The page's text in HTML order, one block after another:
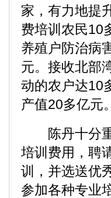
家，有力地提
费培训农民10
养殖户防治病
元。接收北部
动的农户达10
产值20多亿元。
陈丹十分重
培训费用，聘
训，并选送优
参加各种专业